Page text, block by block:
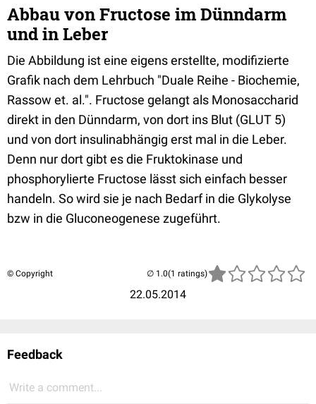
Abbau von Fructose im Dünndarm
und in Leber
Die Abbildung ist eine eigens erstellte, modifizierte
Grafik nach dem Lehrbuch "Duale Reihe - Biochemie,
Rassow et. al.". Fructose gelangt als Monosaccharid
direkt in den Dünndarm, von dort ins Blut (GLUT 5)
und von dort insulinabhängig erst mal in die Leber.
Denn nur dort gibt es die Fruktokinase und
phosphorylierte Fructose lässt sich einfach besser
handeln. So wird sie je nach Bedarf in die Glykolyse
bzw in die Gluconeogenese zugeführt.
© Copyright
22.05.2014
(1 ratings)
Feedback
Write a comment...